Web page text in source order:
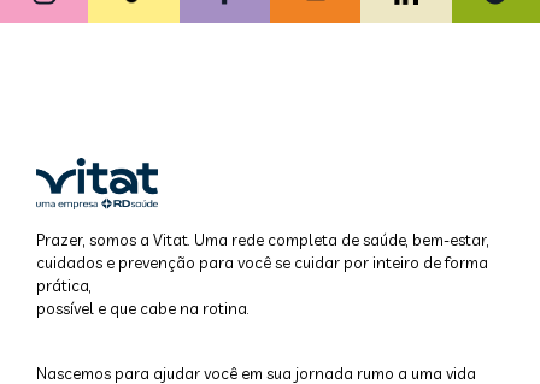
Prazer, somos a Vitat. Uma rede completa de saúde, bem-estar,
cuidados e prevenção para você se cuidar por inteiro de forma
prática,
possível e que cabe na rotina.
Nascemos para ajudar você em sua jornada rumo a uma vida